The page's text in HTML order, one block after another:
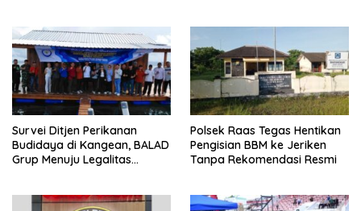
Survei Ditjen Perikanan
Budidaya di Kangean, BALAD
Grup Menuju Legalitas
Polsek Raas Tegas Hentikan
Pengisian BBM ke Jeriken
Tanpa Rekomendasi Resmi